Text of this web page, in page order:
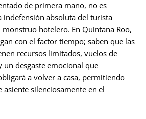
de primera mano, no es
indefensión absoluta del turista
hotelero. En Quintana Roo,
con el factor tiempo; saben que las
recursos limitados, vuelos de
un desgaste emocional que
a volver a casa, permitiendo
asiente silenciosamente en el